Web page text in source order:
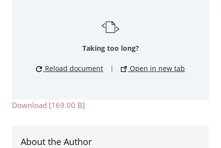
Taking too long?
Reload document | Open in new tab
Download [169.00 B]
About the Author